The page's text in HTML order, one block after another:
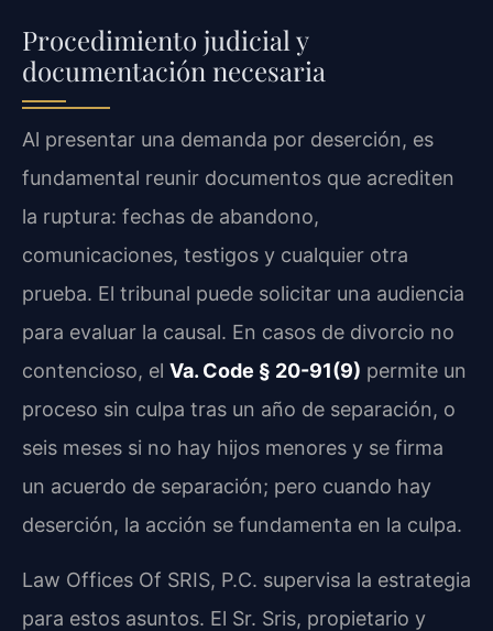
Procedimiento judicial y
documentación necesaria
Al presentar una demanda por deserción, es
fundamental reunir documentos que acrediten
la ruptura: fechas de abandono,
comunicaciones, testigos y cualquier otra
prueba. El tribunal puede solicitar una audiencia
para evaluar la causal. En casos de divorcio no
contencioso, el Va. Code § 20-91(9) permite un
proceso sin culpa tras un año de separación, o
seis meses si no hay hijos menores y se firma
un acuerdo de separación; pero cuando hay
deserción, la acción se fundamenta en la culpa.
Law Offices Of SRIS, P.C. supervisa la estrategia
para estos asuntos. El Sr. Sris, propietario y